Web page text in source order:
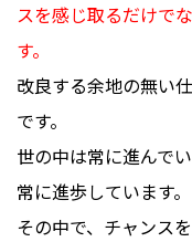
スを感じ取るだけで
す。
改良する余地の無い
です。
世の中は常に進んでい
常に進歩しています。
その中で、チャンス